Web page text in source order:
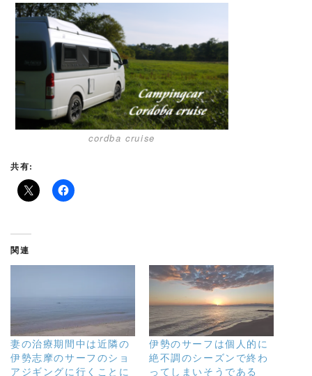
cordba cruise
共有:
関連
妻の治療期間中は近隣の
伊勢志摩のサーフのショ
アジギングに行くことに
伊勢のサーフは個人的に
絶不調のシーズンで終わ
ってしまいそうである